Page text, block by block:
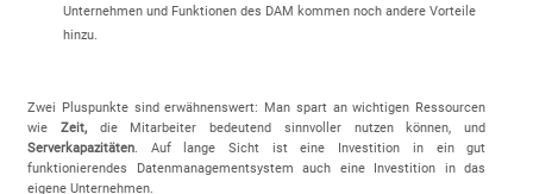
Unternehmen und Funktionen des DAM kommen noch andere Vorteile
hinzu.
Zwei Pluspunkte sind erwähnenswert: Man spart an wichtigen Ressourcen
wie Zeit,die Mitarbeiter bedeutend sinnvoller nutzen können, und
Serverkapazitäten. Auf lange Sicht ist eine Investition in ein gut
funktionierendes Datenmanagementsystem auch eine Investition in das
eigene Unternehmen.